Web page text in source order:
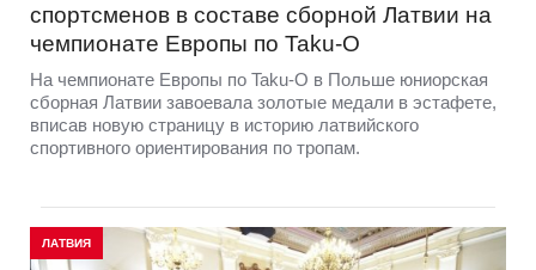
спортсменов в составе сборной Латвии на
чемпионате Европы по Taku-O
На чемпионате Европы по Taku-O в Польше юниорская
сборная Латвии завоевала золотые медали в эстафете,
вписав новую страницу в историю латвийского
спортивного ориентирования по тропам.
ЛАТВИЯ